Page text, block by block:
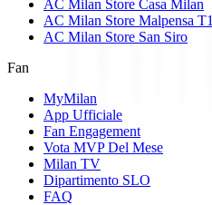
AC Milan Store Casa Milan
AC Milan Store Malpensa T1
AC Milan Store San Siro
Fan
MyMilan
App Ufficiale
Fan Engagement
Vota MVP Del Mese
Milan TV
Dipartimento SLO
FAQ